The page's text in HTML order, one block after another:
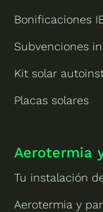
Bonificaciones
Subvenciones
Kit solar
Placas solares
Aerotermia
Tu instalación
Aerotermia y